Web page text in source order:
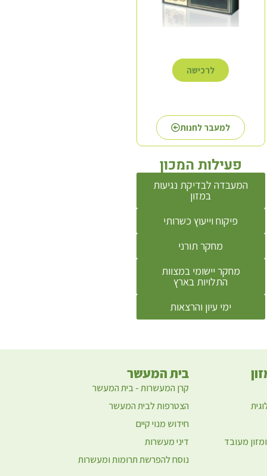
לרכישה
למעבר לחנות
פעילות המכון
המעבדה לבדיקת נגיעות
במזון
פיקוח וייעוץ כשרותי
מחקר תורני
מחקר יישומי במצוות
התלויות בארץ
ימי עיון והרצאות
מעובד
בית המעשר
קרן המעשרות - בית המעשר
הצטרפות לבית המעשר
חידוש מנוי קיים
דיני מעשרות
נוסח להפרשת תרומות ומעשרות